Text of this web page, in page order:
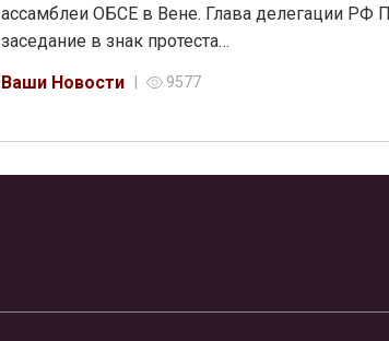
ассамблеи ОБСЕ в Вене. Глава делегации РФ
заседание в знак протеста…
Ваши Новости
9577